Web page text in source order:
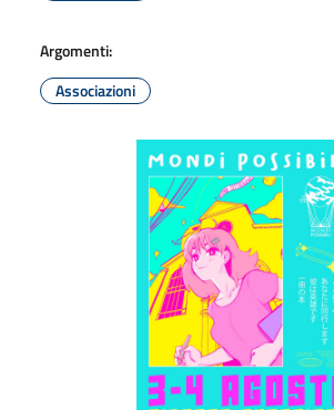
Argomenti:
Associazioni